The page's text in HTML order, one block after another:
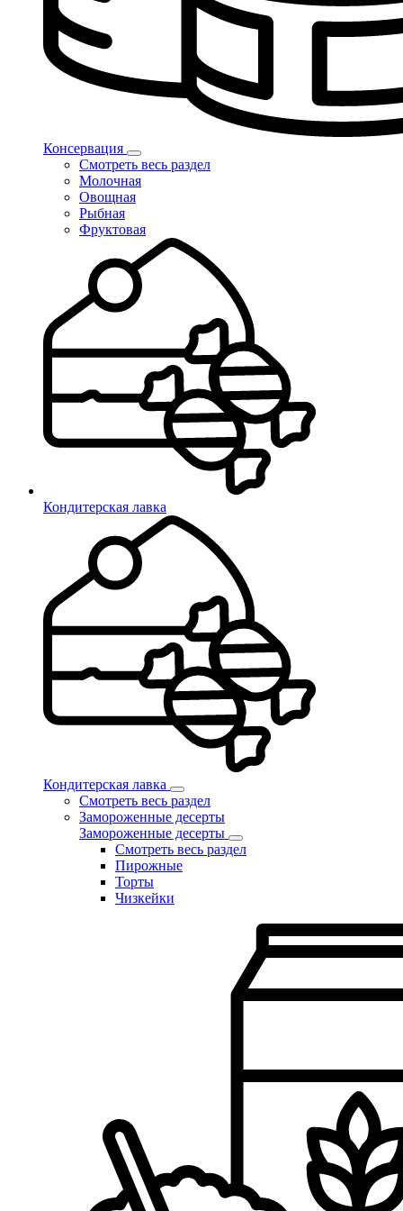
Консервация
Смотреть весь раздел
Молочная
Овощная
Рыбная
Фруктовая
Кондитерская лавка
Кондитерская лавка
Смотреть весь раздел
Замороженные десерты
Замороженные десерты
Смотреть весь раздел
Пирожные
Торты
Чизкейки